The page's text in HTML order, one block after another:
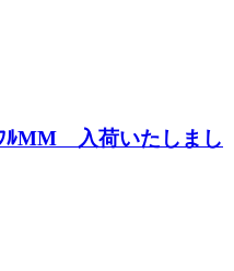
MM 入荷いたしまし